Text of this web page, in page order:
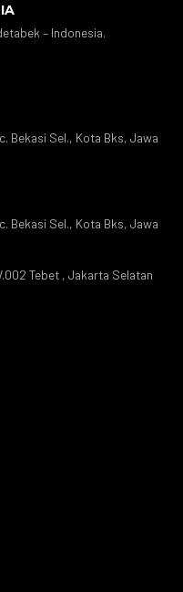
– Indonesia.
Bekasi Sel., Kota Bks, Jawa
Bekasi Sel., Kota Bks, Jawa
Tebet , Jakarta Selatan